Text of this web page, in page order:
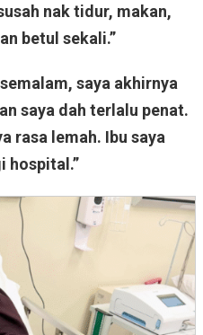
nak tidur, makan,
betul sekali.”
saya akhirnya
saya dah terlalu penat.
rasa lemah. Ibu saya
hospital.”